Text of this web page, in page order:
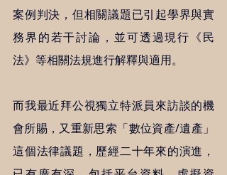
案例判決，但相關議題已引起學界與實
務界的若干討論，並可透過現行《民
法》等相關法規進行解釋與適用。
而我最近拜公視獨立特派員來訪談的機
會所賜，又重新思索「數位資產/遺產」
這個法律議題，歷經二十年來的演進，